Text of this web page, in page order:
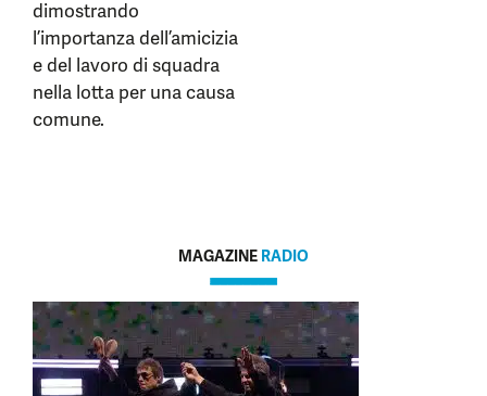
dimostrando
l’importanza dell’amicizia
e del lavoro di squadra
nella lotta per una causa
comune.
MAGAZINE RADIO